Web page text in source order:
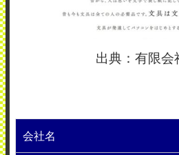
出典：有限会
会社名